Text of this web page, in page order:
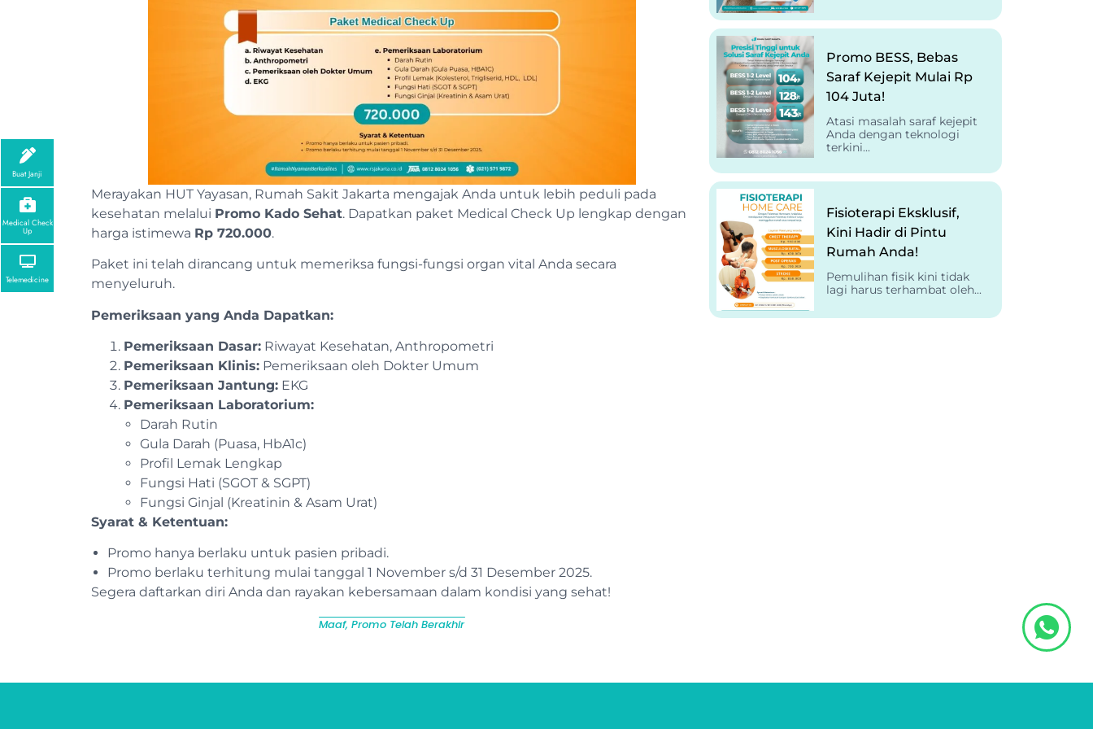
Merayakan HUT Yayasan, Rumah Sakit Jakarta mengajak Anda untuk lebih peduli pada
kesehatan melalui Promo Kado Sehat. Dapatkan paket Medical Check Up lengkap dengan
harga istimewa Rp 720.000.
Paket ini telah dirancang untuk memeriksa fungsi-fungsi organ vital Anda secara
menyeluruh.
Pemeriksaan yang Anda Dapatkan:
Pemeriksaan Dasar: Riwayat Kesehatan, Anthropometri
Pemeriksaan Klinis: Pemeriksaan oleh Dokter Umum
Pemeriksaan Jantung: EKG
Pemeriksaan Laboratorium:
Darah Rutin
Gula Darah (Puasa, HbA1c)
Profil Lemak Lengkap
Fungsi Hati (SGOT & SGPT)
Fungsi Ginjal (Kreatinin & Asam Urat)
Syarat & Ketentuan:
Promo hanya berlaku untuk pasien pribadi.
Promo berlaku terhitung mulai tanggal 1 November s/d 31 Desember 2025.
Segera daftarkan diri Anda dan rayakan kebersamaan dalam kondisi yang sehat!
Maaf, Promo Telah Berakhir
Promo BESS, Bebas
Saraf Kejepit Mulai Rp
104 Juta!
Atasi masalah saraf kejepit
Anda dengan teknologi
terkini...
Fisioterapi Eksklusif,
Kini Hadir di Pintu
Rumah Anda!
Pemulihan fisik kini tidak
lagi harus terhambat oleh...
Buat Janji
Medical Check
Up
Telemedicine